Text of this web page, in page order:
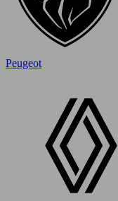
Peugeot